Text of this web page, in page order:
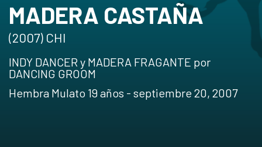
MADERA CASTAÑA
(2007) CHI
INDY DANCER y MADERA FRAGANTE por
DANCING GROOM
Hembra Mulato 19 años - septiembre 20, 2007